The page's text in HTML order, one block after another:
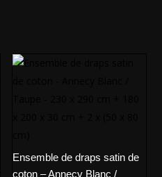
Ensemble de draps satin de
coton – Annecy Blanc /